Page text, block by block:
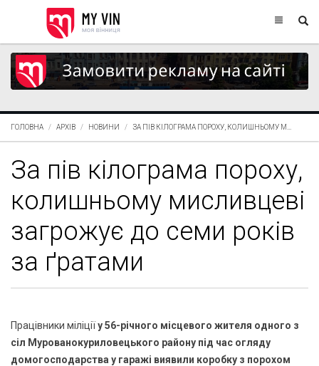
ГОЛОВНА АРХІВ НОВИНИ ЗА ПІВ КІЛОГРАМА ПОРОХУ, КОЛИШНЬОМУ М...
За пів кілограма пороху,
колишньому мисливцеві
загрожує до семи років
за ґратами
Працівники міліціїу 56-річного місцевого жителя одного з
сіл Мурованокуриловецького району під час огляду
домогосподарства у гаражі виявили коробку з порохом